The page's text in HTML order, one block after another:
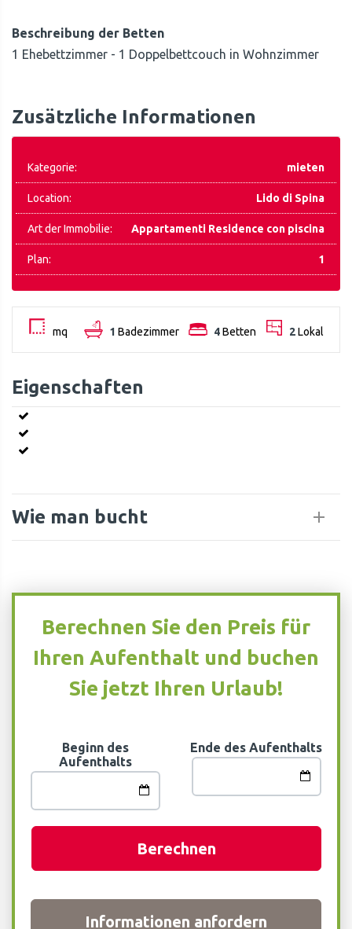
Beschreibung der Betten
1 Ehebettzimmer - 1 Doppelbettcouch in Wohnzimmer
Zusätzliche Informationen
Kategorie: mieten
Location: Lido di Spina
Art der Immobilie: Appartamenti Residence con piscina
Plan: 1
mq 1 Badezimmer 4Betten 2Lokal
Eigenschaften
Wie man bucht
Berechnen Sie den Preis für
Ihren Aufenthalt und buchen
Sie jetzt Ihren Urlaub!
Beginn des
Aufenthalts
Ende des Aufenthalts
Berechnen
Informationen anfordern